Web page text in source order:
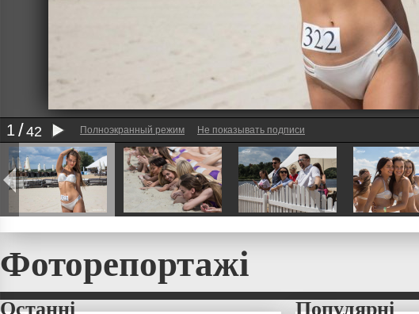
1 42 Полноэкранный режим Не показывать подписи
Фоторепортажі